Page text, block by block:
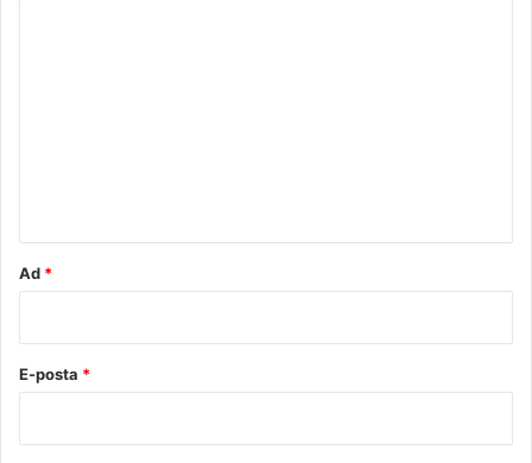
Ad *
E-posta *